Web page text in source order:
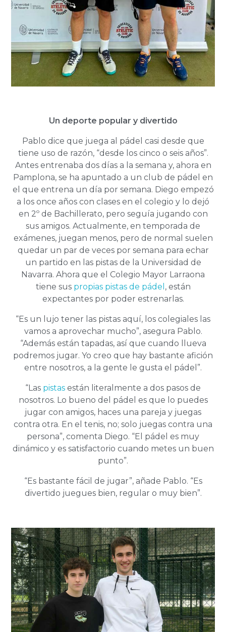
Un deporte popular y divertido
Pablo dice que juega al pádel casi desde que
tiene uso de razón, “desde los cinco o seis años”.
Antes entrenaba dos días a la semana y, ahora en
Pamplona, se ha apuntado a un club de pádel en
el que entrena un día por semana. Diego empezó
a los once años con clases en el colegio y lo dejó
en 2º de Bachillerato, pero seguía jugando con
sus amigos. Actualmente, en temporada de
exámenes, juegan menos, pero de normal suelen
quedar un par de veces por semana para echar
un partido en las pistas de la Universidad de
Navarra. Ahora que el Colegio Mayor Larraona
tiene sus propias pistas de pádel , están
expectantes por poder estrenarlas.
“Es un lujo tener las pistas aquí, los colegiales las
vamos a aprovechar mucho”, asegura Pablo.
“Además están tapadas, así que cuando llueva
podremos jugar. Yo creo que hay bastante afición
entre nosotros, a la gente le gusta el pádel”.
“Las pistas están literalmente a dos pasos de
nosotros. Lo bueno del pádel es que lo puedes
jugar con amigos, haces una pareja y juegas
contra otra. En el tenis, no; solo juegas contra una
persona”, comenta Diego. “El pádel es muy
dinámico y es satisfactorio cuando metes un buen
punto”.
“Es bastante fácil de jugar”, añade Pablo. “Es
divertido juegues bien, regular o muy bien”.